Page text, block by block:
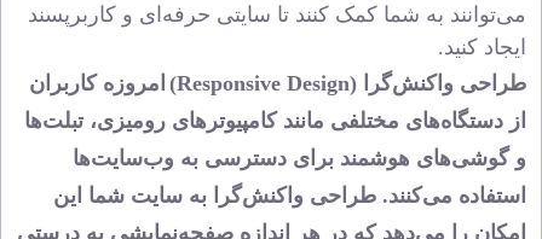
می‌توانند به شما کمک کنند تا سایتی حرفه‌ای و کاربرپسند
ایجاد کنید.
طراحی واکنش‌گرا (Responsive Design)
امروزه کاربران
از دستگاه‌های مختلفی مانند کامپیوترهای رومیزی، تبلت‌ها
و گوشی‌های هوشمند برای دسترسی به وب‌سایت‌ها
استفاده می‌کنند. طراحی واکنش‌گرا به سایت شما این
امکان را می‌دهد که در هر اندازه صفحه‌نمایشی به درستی